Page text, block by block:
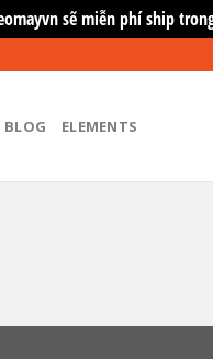
sẽ miễn phí ship
BLOG ELEMENTS